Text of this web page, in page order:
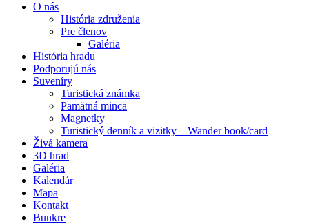
O nás
História združenia
Pre členov
Galéria
História hradu
Podporujú nás
Suveníry
Turistická známka
Pamätná minca
Magnetky
Turistický denník a vizitky – Wander book/card
Živá kamera
3D hrad
Galéria
Kalendár
Mapa
Kontakt
Bunkre